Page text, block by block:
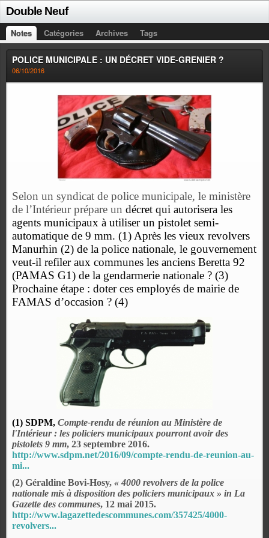
Double Neuf
Notes Catégories Archives Tags
POLICE MUNICIPALE : UN DÉCRET VIDE-GRENIER ?
06/10/2016
Selon un syndicat de police municipale, le ministère
de l’Intérieur prépare un décret qui autorisera les
agents municipaux à utiliser un pistolet semi-
automatique de 9 mm. (1) Après les vieux revolvers
Manurhin (2) de la police nationale, le gouvernement
veut-il refiler aux communes les anciens Beretta 92
(PAMAS G1) de la gendarmerie nationale ? (3)
Prochaine étape : doter ces employés de mairie de
FAMAS d’occasion ? (4)
(1) SDPM, Compte-rendu de réunion au Ministère de
l'Intérieur : les policiers municipaux pourront avoir des
pistolets 9 mm, 23 septembre 2016.
http://www.sdpm.net/2016/09/compte-rendu-de-reunion-au-
mi...
(2) Géraldine Bovi-Hosy, « 4000 revolvers de la police
nationale mis à disposition des policiers municipaux » in La
Gazette des communes, 12 mai 2015.
http://www.lagazettedescommunes.com/357425/4000-
revolvers...